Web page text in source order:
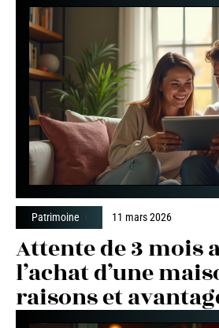
Patrimoine 11 mars 2026
Attente de 3 mois
l’achat d’une
raisons et